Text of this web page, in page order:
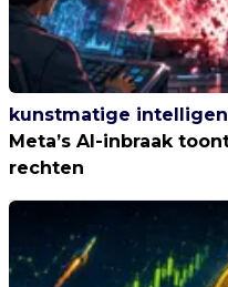
kunstmatige
Meta’s AI-inbraak
rechten